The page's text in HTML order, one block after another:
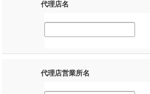
代理店名
代理店営業所名